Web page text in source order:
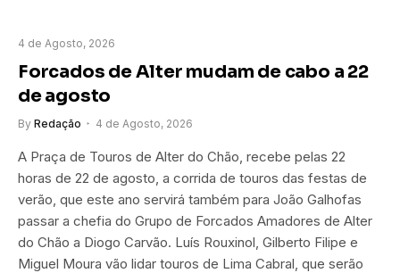
4 de Agosto, 2026
Forcados de Alter mudam de cabo a 22
de agosto
By Redação 4 de Agosto, 2026
A Praça de Touros de Alter do Chão, recebe pelas 22
horas de 22 de agosto, a corrida de touros das festas de
verão, que este ano servirá também para João Galhofas
passar a chefia do Grupo de Forcados Amadores de Alter
do Chão a Diogo Carvão. Luís Rouxinol, Gilberto Filipe e
Miguel Moura vão lidar touros de Lima Cabral, que serão